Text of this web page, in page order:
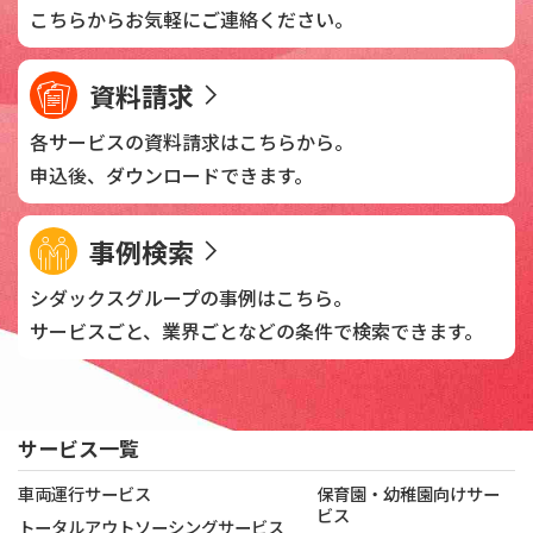
こちらからお気軽にご連絡ください。
資料請求
各サービスの資料請求はこちらから。
申込後、 ダウンロードできます。
事例検索
シダックスグループの事例はこちら。
サービスごと、業界ごとなどの条件で検索できます。
サービス一覧
車両運行サービス
トータルアウトソーシングサービス
保育園・幼稚園向けサー
ビス